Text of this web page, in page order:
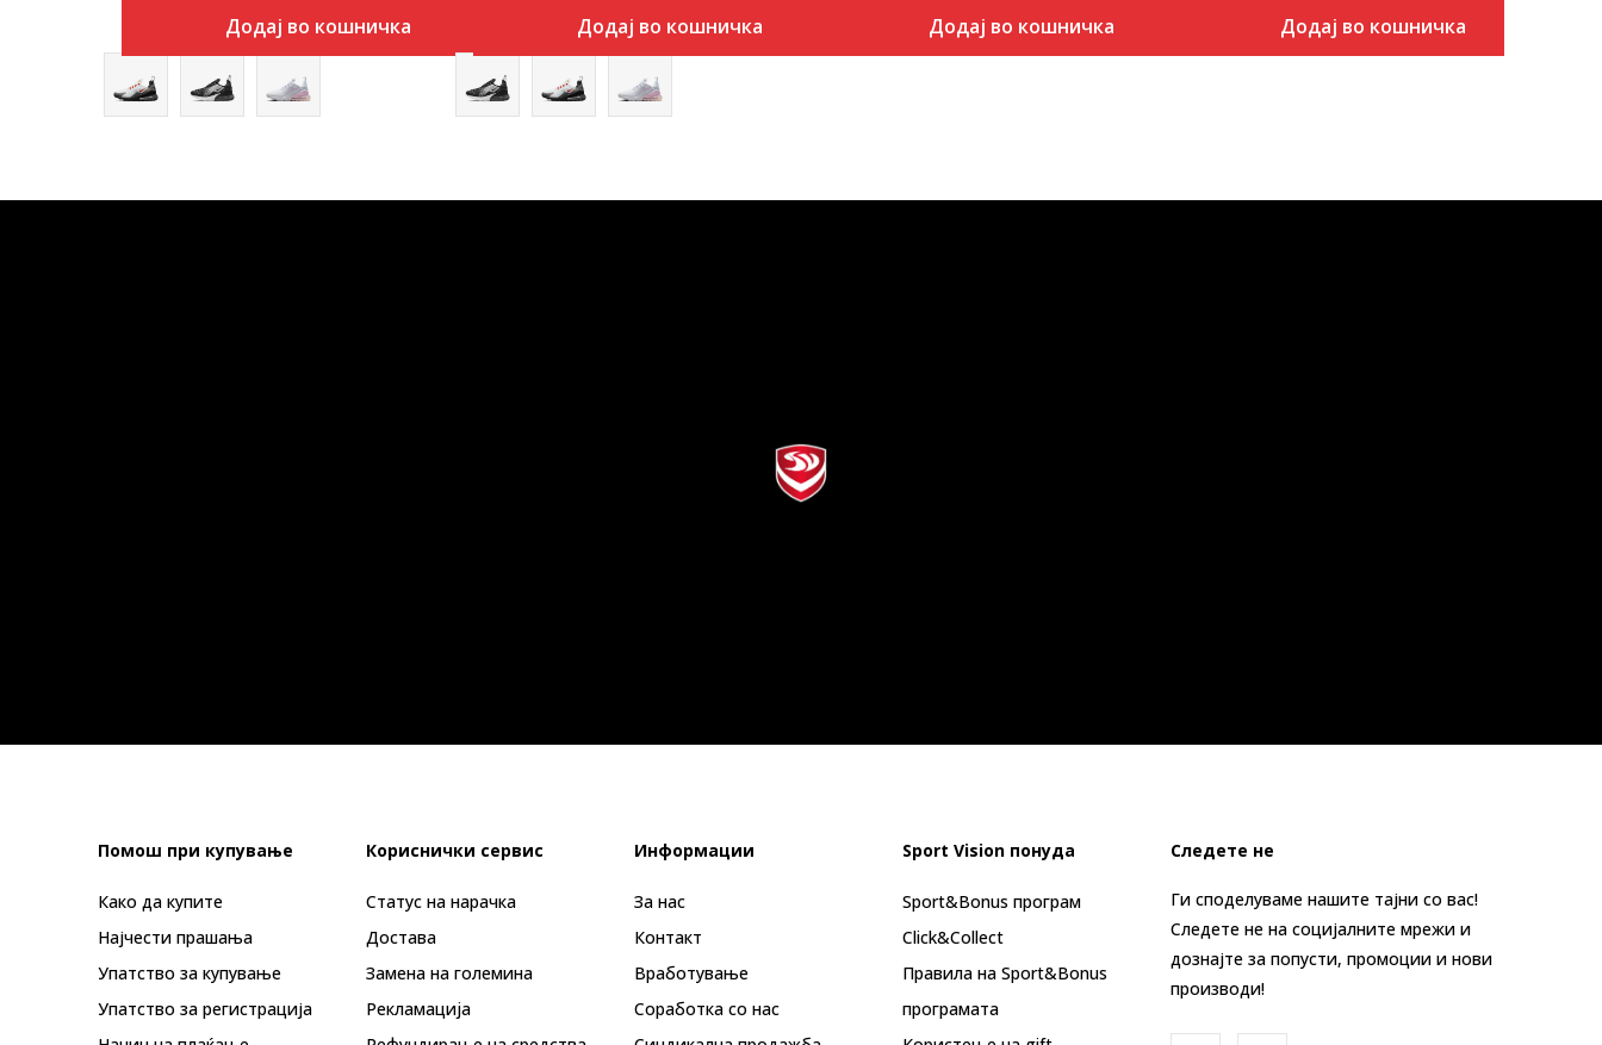
Додај во кошничка Додај во кошничка Додај во кошничка Додај во кошничка
Помош при купување
Како да купите
Најчести прашања
Упатство за купување
Упатство за регистрација
Кориснички сервис
Статус на нарачка
Достава
Замена на големина
Рекламациja
Информации
За нас
Контакт
Вработување
Соработка со нас
Sport Vision понуда
Sport&Bonus програм
Click&Collect
Правила на Sport&Bonus
програмата
Следете не
Ги споделуваме нашите тајни со вас!
Следете не на социјалните мрежи и
дознајте за попусти, промоции и нови
производи!